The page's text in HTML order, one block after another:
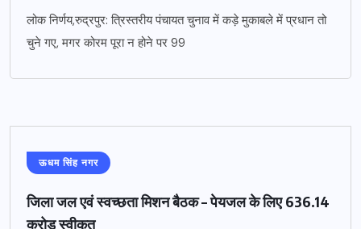
लोक निर्णय,रुद्रपुर: त्रिस्तरीय पंचायत चुनाव में कड़े मुकाबले में प्रधान तो
चुने गए, मगर कोरम पूरा न होने पर 99
ऊधम सिंह नगर
जिला जल एवं स्वच्छता मिशन बैठक – पेयजल के लिए 636.14
करोड़ स्वीकृत